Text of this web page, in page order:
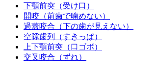
下顎前突（受け口）
開咬（前歯で噛めない）
過蓋咬合（下の歯が見えない）
空隙歯列（すきっぱ）
上下顎前突（口ゴボ）
交叉咬合（ずれ）